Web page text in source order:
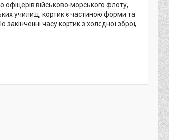
офіцерів військово-морського флоту,
училищ, кортик є частиною форми та
часу кортик з холодної зброї,